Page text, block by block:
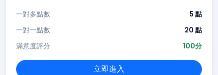
一對多點數
5 點
一對一點數
20 點
滿意度評分
100分
立即進入